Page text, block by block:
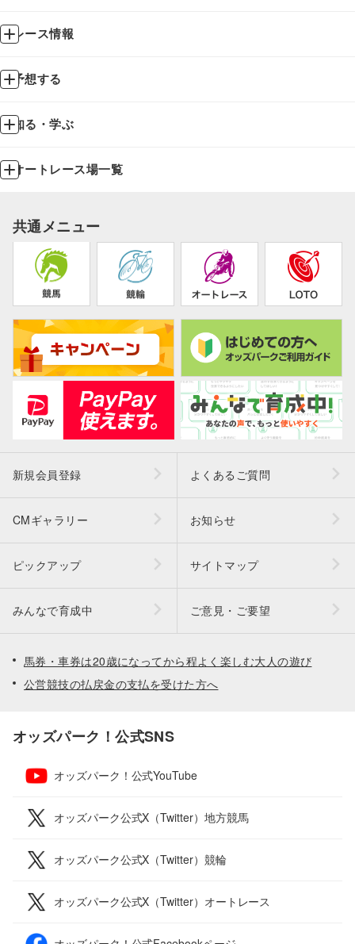
レース情報
予想する
知る・学ぶ
オートレース場一覧
共通メニュー
新規会員登録 よくあるご質問
CMギャラリー お知らせ
ピックアップ サイトマップ
みんなで育成中 ご意見・ご要望
馬券・車券は20歳になってから程よく楽しむ大人の遊び
公営競技の払戻金の支払を受けた方へ
オッズパーク！公式SNS
オッズパーク！公式YouTube
オッズパーク公式X（Twitter）地方競馬
オッズパーク公式X（Twitter）競輪
オッズパーク公式X（Twitter）オートレース